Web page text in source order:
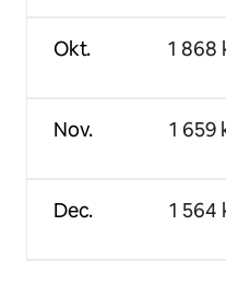
Okt.
Nov.
Dec.
1 868
1 659
1 564